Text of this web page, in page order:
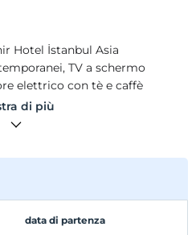
Hotel İstanbul Asia
TV a schermo
elettrico con tè e caffè
dotati di doccia o vasca.
sul Mar di Marmara e sulle
Asia. Ristoranti come
e Winter Garden
di più
data di partenza